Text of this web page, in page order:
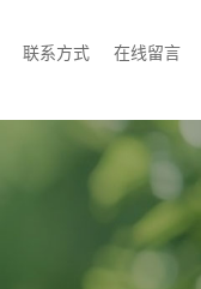
联系方式 在线留言